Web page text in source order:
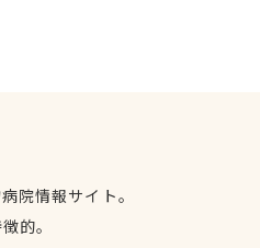
院情報サイト。
的。